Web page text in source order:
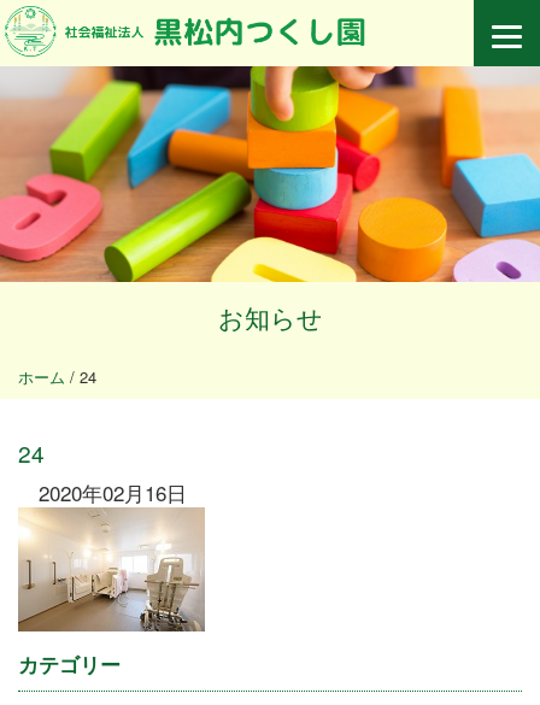
お知らせ
ホーム / 24
24
2020年02月16日
カテゴリー